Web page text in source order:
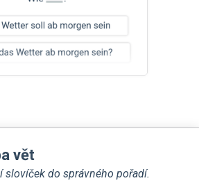
vět
slovíček do správného pořadí.